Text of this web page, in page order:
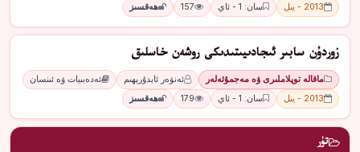
2013 - يىل سان: 1 - ئاي 157 ھەقسىز
زوردۇن سابىر ئىجادىيىتىدىكى روشەن خاسلىق
ماقالە توپلاملىرى ۋە مەجمۇئەلەر ئەنۋەر ئابدۇرېھىم
ئەدەبىيات ۋە ئىنسان
2013 - يىل
سان: 1 - ئاي 179 ھەقسىز
تۈر